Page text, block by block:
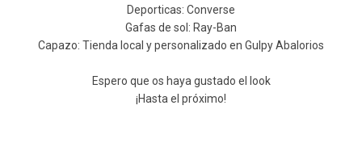
Deporticas: Converse
Gafas de sol: Ray-Ban
Capazo: Tienda local y personalizado en Gulpy Abalorios
Espero que os haya gustado el look
¡Hasta el próximo!